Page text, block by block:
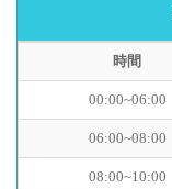
時間
00:00~06:00
06:00~08:00
08:00~10:00